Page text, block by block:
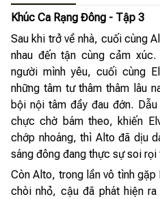
Khúc Ca Rạng Đông - Tập 3
Sau khi trở về nhà, cuối cùng
nhau đến tận cùng cảm
người mình yêu, cuối cùng
những tâm tư thâm thâm lâu
bội nội tâm đầy đau đớn.
chực chờ bám theo, khiến
chớp nhoáng, thì Alto đã dịu
sáng đông đang thực sự soi rọi
Còn Alto, trong lần vô tình
chòi nhỏ, cậu đã phát hiện